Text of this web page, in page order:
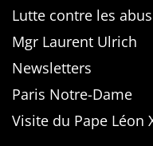
Lutte contre les abus
Mgr Laurent Ulrich
Newsletters
Paris Notre-Dame
Visite du Pape Léon